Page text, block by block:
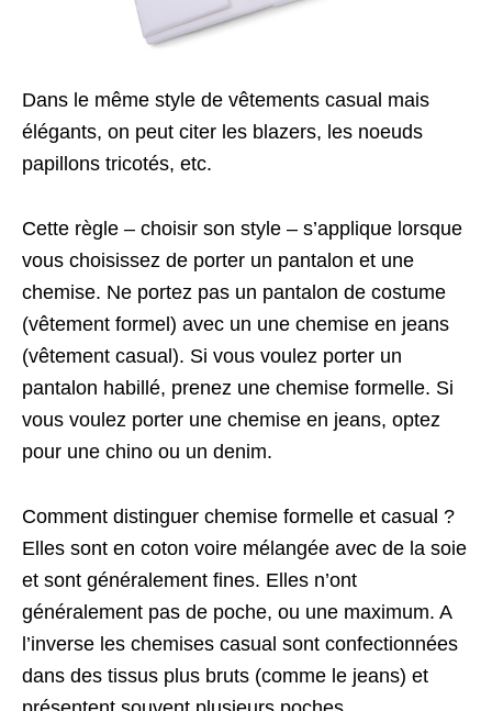
Dans le même style de vêtements casual mais
élégants, on peut citer les blazers, les noeuds
papillons tricotés, etc.
Cette règle – choisir son style – s’applique lorsque
vous choisissez de porter un pantalon et une
chemise. Ne portez pas un pantalon de costume
(vêtement formel) avec un une chemise en jeans
(vêtement casual). Si vous voulez porter un
pantalon habillé, prenez une chemise formelle. Si
vous voulez porter une chemise en jeans, optez
pour une chino ou un denim.
Comment distinguer chemise formelle et casual ?
Elles sont en coton voire mélangée avec de la soie
et sont généralement fines. Elles n’ont
généralement pas de poche, ou une maximum. A
l’inverse les chemises casual sont confectionnées
dans des tissus plus bruts (comme le jeans) et